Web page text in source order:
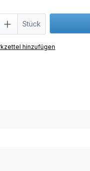
Stück
hinzufügen